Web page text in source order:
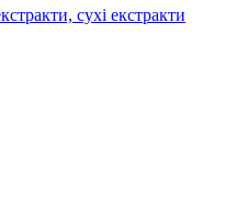
сухі екстракти